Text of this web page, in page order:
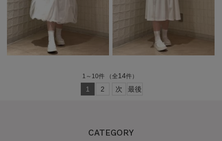
1 ～ 10件 （全14件）
1 2 次 最後
CATEGORY